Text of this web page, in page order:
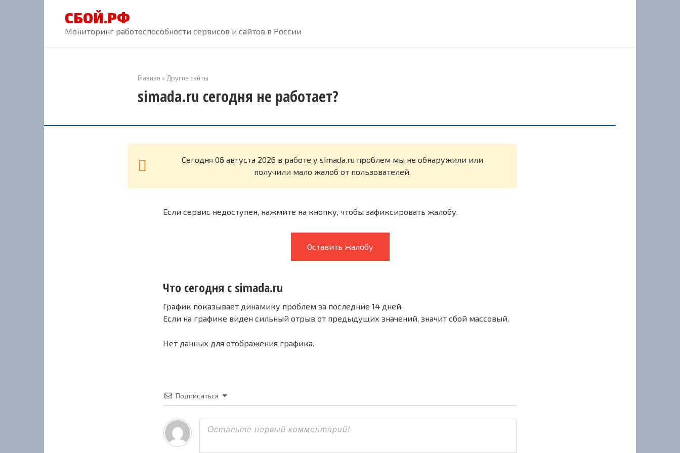
СБОЙ.РФ
Мониторинг работоспособности сервисов и сайтов в России
Главная » Другие сайты
simada.ru сегодня не работает?
Cегодня 06 августа 2026 в работе у simada.ru проблем мы не обнаружили или
получили мало жалоб от пользователей.
Если сервис недоступен, нажмите на кнопку, чтобы зафиксировать жалобу.
Оставить жалобу
Что сегодня с simada.ru
График показывает динамику проблем за последние 14 дней.
Если на графике виден сильный отрыв от предыдущих значений, значит сбой массовый.
Нет данных для отображения графика.
Подписаться